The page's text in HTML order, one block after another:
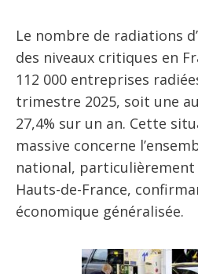
Le nombre de radiations
des niveaux critiques en
112 000 entreprises
trimestre 2025, soit une
27,4% sur un an. Cette
massive concerne
national, particulièrement
Hauts-de-France,
économique généralisée.